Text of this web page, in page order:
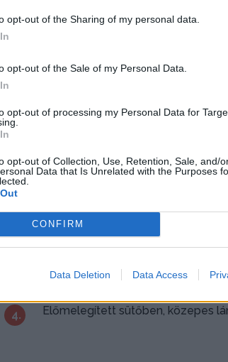
opt-out of the Sharing of my personal data.
opt-out of the Sale of my Personal Data.
opt-out of processing my Personal Data for
opt-out of Collection, Use, Retention, Sale, and/
Data that Is Unrelated with the Purposes
CONFIRM
Data Deletion Data Access
Sajtos rúd
1. Az élesztőt a langyos tejbe
A lisztet a sóval, a
a tejes élesztővel, a tejföllel, egy
Ezután meglisztezett
téglalapra nyújtjuk. A félretett
széles csíkokra felvágjuk.
4. Előmelegített sütőben, közepes